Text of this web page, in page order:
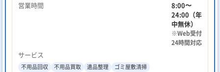
営業時間
8:00〜
24:00（年
中無休）
※Web受付
24時間対応
サービス
不用品回収 不用品買取 遺品整理
ゴミ屋敷清掃